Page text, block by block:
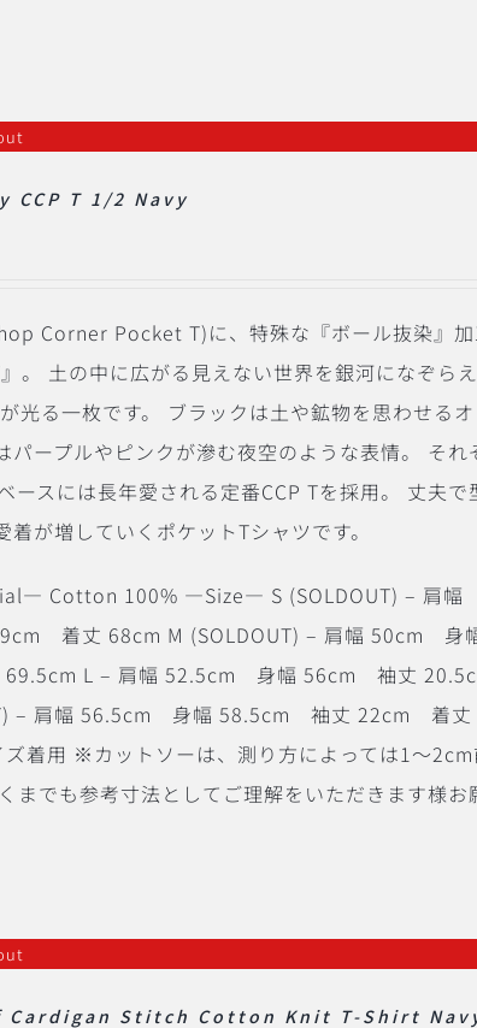
CCP T 1/2 Navy
Corner Pocket T)に、特殊な『ボール抜染』加
。 土の中に広がる見えない世界を銀河になぞらえ
光る一枚です。 ブラックは土や鉱物を思わせる
パープルやピンクが滲む夜空のような表情。 それ
ースには長年愛される定番CCP Tを採用。 丈夫で
が増していくポケットTシャツです。
Cotton 100% ―Size― S (SOLDOUT) – 肩幅
着丈 68cm M (SOLDOUT) – 肩幅 50cm 身
L – 肩幅 52.5cm 身幅 56cm 袖丈
– 肩幅 56.5cm 身幅 58.5cm 袖丈 22cm 着丈
着用 ※カットソーは、測り方によっては1〜2cm
までも参考寸法としてご理解をいただきます様お
Cardigan Stitch Cotton Knit T-Shirt